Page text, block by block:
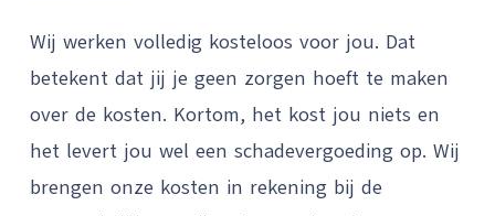
Wij werken volledig kosteloos voor jou. Dat
betekent dat jij je geen zorgen hoeft te maken
over de kosten. Kortom, het kost jou niets en
het levert jou wel een schadevergoeding op. Wij
brengen onze kosten in rekening bij de